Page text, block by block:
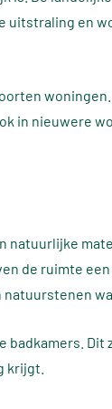
uitstraling en
in nieuwere
natuurlijke
de ruimte een
badkamers. Dit
krijgt.